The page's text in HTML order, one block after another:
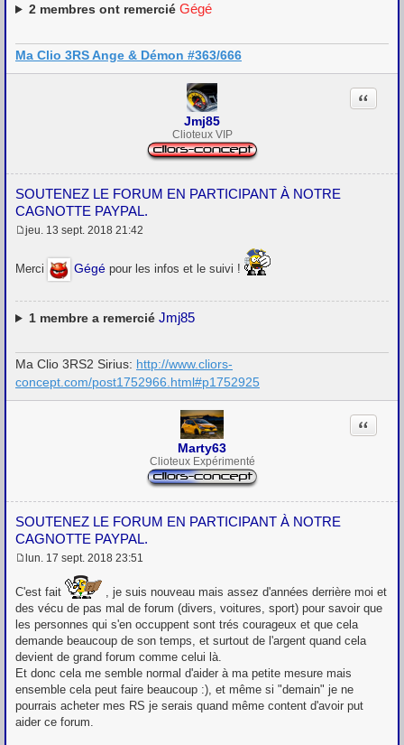
2membres ont remercié Gégé
Ma Clio 3RS Ange & Démon #363/666
Jmj85
Clioteux VIP
SOUTENEZ LE FORUM EN PARTICIPANT À NOTRE
CAGNOTTE PAYPAL.
Citation
M
s
g
e
jeu. 13 sept. 2018 21:42
Merci Gégé pour les infos et le suivi !
1membre a remercié Jmj85
Ma Clio 3RS2 Sirius: http://www.cliors-
concept.com/post1752966.html#p1752925
Marty63
Clioteux Expérimenté
SOUTENEZ LE FORUM EN PARTICIPANT À NOTRE
CAGNOTTE PAYPAL.
Citation
s
s
g
e
lun. 17 sept. 2018 23:51
C'est fait
, je suis nouveau mais assez d'années derrière moi et
des vécu de pas mal de forum (divers, voitures, sport) pour savoir que
les personnes qui s'en occuppent sont trés courageux et que cela
demande beaucoup de son temps, et surtout de l'argent quand cela
devient de grand forum comme celui là.
Et donc cela me semble normal d'aider à ma petite mesure mais
ensemble cela peut faire beaucoup :), et même si "demain" je ne
pourrais acheter mes RS je serais quand même content d'avoir put
aider ce forum.